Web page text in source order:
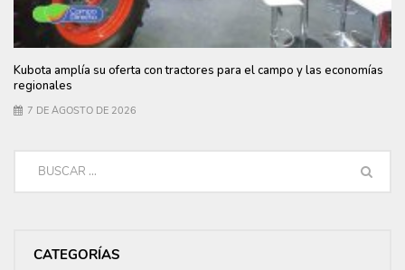
Kubota amplía su oferta con tractores para el campo y las economías
regionales
7 DE AGOSTO DE 2026
CATEGORÍAS